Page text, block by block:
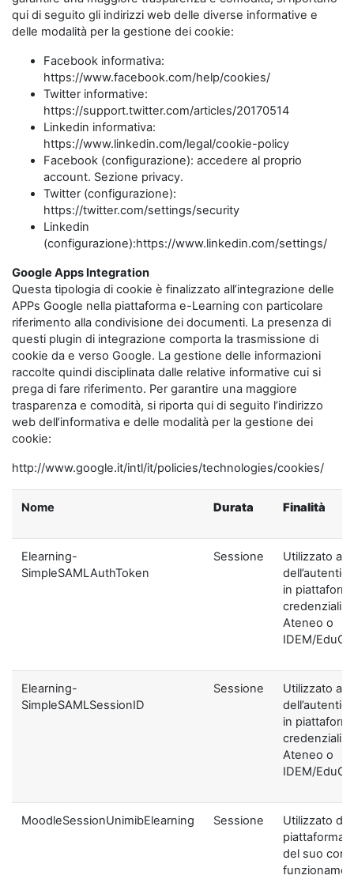
qui di seguito gli indirizzi web delle diverse informative e
delle modalità per la gestione dei cookie:
Facebook informativa:
https://www.facebook.com/help/cookies/
Twitter informative:
https://support.twitter.com/articles/20170514
Linkedin informativa:
https://www.linkedin.com/legal/cookie-policy
Facebook (configurazione): accedere al proprio
account. Sezione privacy.
Twitter (configurazione):
https://twitter.com/settings/security
Linkedin
(configurazione):https://www.linkedin.com/settings/
Google Apps Integration
Questa tipologia di cookie è finalizzato all’integrazione delle
APPs Google nella piattaforma e-Learning con particolare
riferimento alla condivisione dei documenti. La presenza di
questi plugin di integrazione comporta la trasmissione di
cookie da e verso Google. La gestione delle informazioni
raccolte quindi disciplinata dalle relative informative cui si
prega di fare riferimento. Per garantire una maggiore
trasparenza e comodità, si riporta qui di seguito l’indirizzo
web dell’informativa e delle modalità per la gestione dei
cookie:
http://www.google.it/intl/it/policies/technologies/cookies/
Nome Durata Finalità
Elearning-
SimpleSAMLAuthToken
Sessione
Utilizzato ai
in
credenziali di
Ateneo o
IDEM/
Elearning-
SimpleSAMLSessionID
Sessione
Utilizzato ai
in
credenziali di
Ateneo o
IDEM/
MoodleSessionUnimibElearning Sessione
Utilizzato
piattaforma
del suo